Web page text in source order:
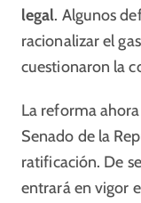
legal. Algunos
racionalizar el
cuestionaron la
La reforma
Senado de la
ratificación. De
entrará en vigor